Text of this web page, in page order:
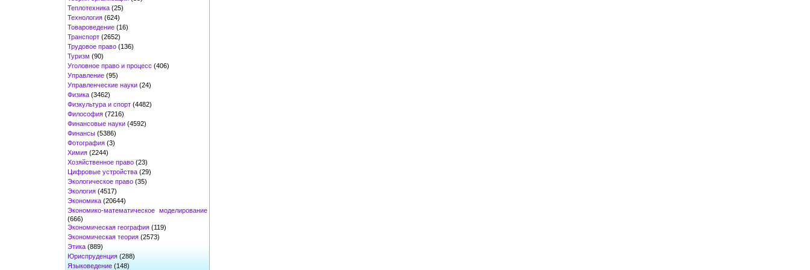
Теплотехника (25)
Технология (624)
Товароведение (16)
Транспорт (2652)
Трудовое право (136)
Туризм (90)
Уголовное право и процесс (406)
Управление (95)
Управленческие науки (24)
Физика (3462)
Физкультура и спорт (4482)
Философия (7216)
Финансовые науки (4592)
Финансы (5386)
Фотография (3)
Химия (2244)
Хозяйственное право (23)
Цифровые устройства (29)
Экологическое право (35)
Экология (4517)
Экономика (20644)
Экономико-математическое моделирование
(666)
Экономическая география (119)
Экономическая теория (2573)
Этика (889)
Юриспруденция (288)
Языковедение (148)